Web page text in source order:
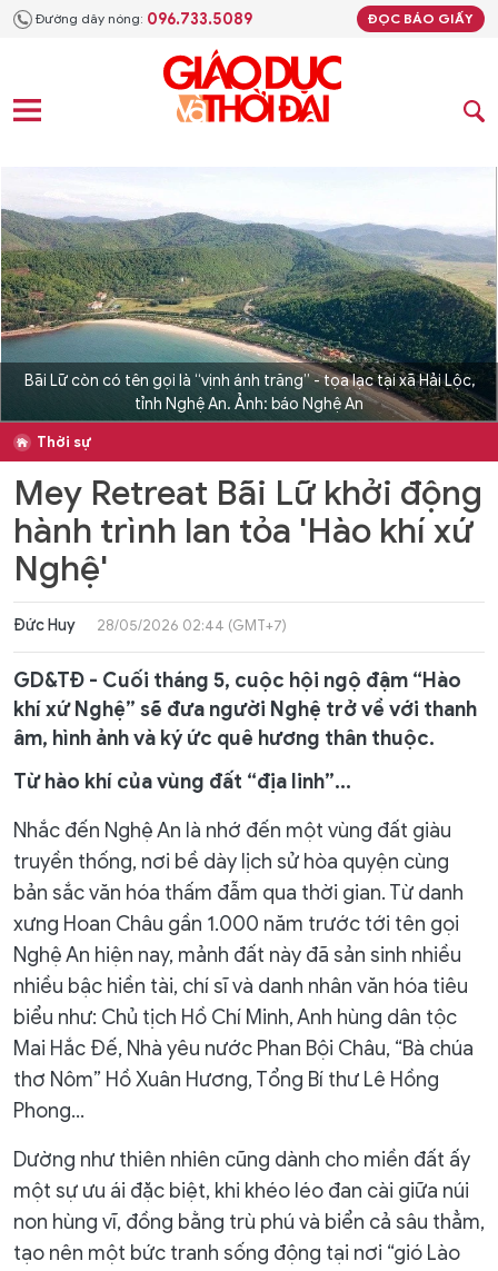
Đường dây nóng: 096.733.5089 ĐỌC BÁO GIẤY
Bãi Lữ còn có tên gọi là “vịnh ánh trăng” - tọa lạc tại xã Hải Lộc,
tỉnh Nghệ An. Ảnh: báo Nghệ An
Thời sự
Mey Retreat Bãi Lữ khởi động
hành trình lan tỏa 'Hào khí xứ
Nghệ'
Đức Huy 28/05/2026 02:44 (GMT+7)
GD&TĐ - Cuối tháng 5, cuộc hội ngộ đậm “Hào
khí xứ Nghệ” sẽ đưa người Nghệ trở về với thanh
âm, hình ảnh và ký ức quê hương thân thuộc.
Từ hào khí của vùng đất “địa linh”...
Nhắc đến Nghệ An là nhớ đến một vùng đất giàu
truyền thống, nơi bề dày lịch sử hòa quyện cùng
bản sắc văn hóa thấm đẫm qua thời gian. Từ danh
xưng Hoan Châu gần 1.000 năm trước tới tên gọi
Nghệ An hiện nay, mảnh đất này đã sản sinh nhiều
nhiều bậc hiền tài, chí sĩ và danh nhân văn hóa tiêu
biểu như: Chủ tịch Hồ Chí Minh, Anh hùng dân tộc
Mai Hắc Đế, Nhà yêu nước Phan Bội Châu, “Bà chúa
thơ Nôm” Hồ Xuân Hương, Tổng Bí thư Lê Hồng
Phong...
Dường như thiên nhiên cũng dành cho miền đất ấy
một sự ưu ái đặc biệt, khi khéo léo đan cài giữa núi
non hùng vĩ, đồng bằng trù phú và biển cả sâu thẳm,
tạo nên một bức tranh sống động tại nơi “gió Lào